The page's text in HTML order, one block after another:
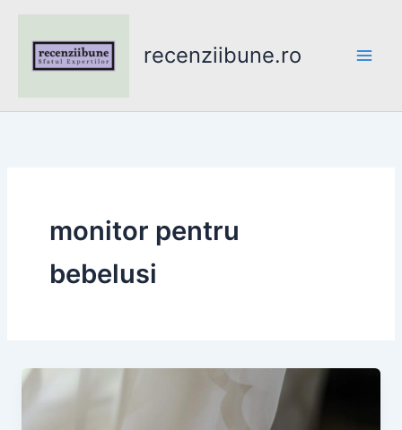
content
recenziibune.ro
monitor pentru
bebelusi